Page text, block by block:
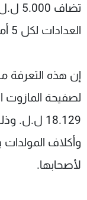
العدادات لكل 5 أمبير إضافي.
إن هذه
18.129
وأكلاف
لأصحابها.